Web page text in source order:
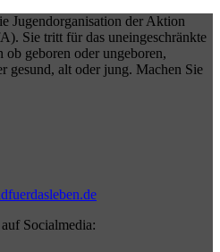
Jugendorganisation der Aktion
Sie tritt für das uneingeschränkte
ob geboren oder ungeboren,
gesund, alt oder jung. Machen Sie
Socialmedia: